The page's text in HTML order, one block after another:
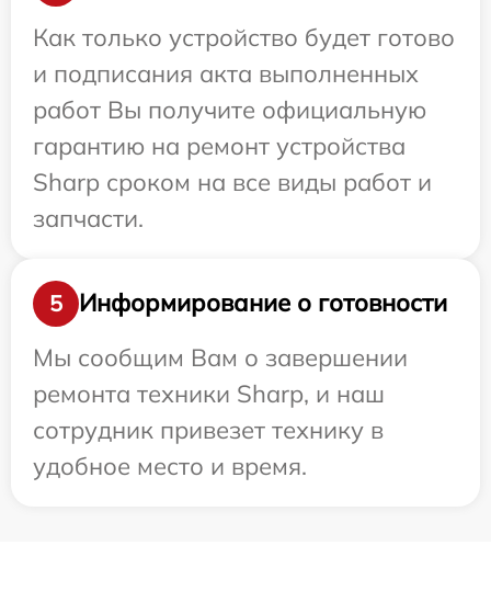
Как только устройство будет готово
и подписания акта выполненных
работ Вы получите официальную
гарантию на ремонт устройства
Sharp сроком на все виды работ и
запчасти.
5
Информирование о готовности
Мы сообщим Вам о завершении
ремонта техники Sharp, и наш
сотрудник привезет технику в
удобное место и время.